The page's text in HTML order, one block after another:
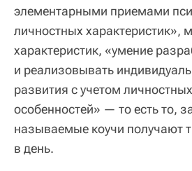
элементарными приемами
личностных характеристик»,
характеристик, «умение
и реализовывать
развития с учетом
особенностей» — то есть то,
называемые коучи получают
в день.